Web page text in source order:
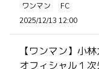
ワンマン
FC
2025/12/13 12:00
【ワンマン】小
オフィシャル１次